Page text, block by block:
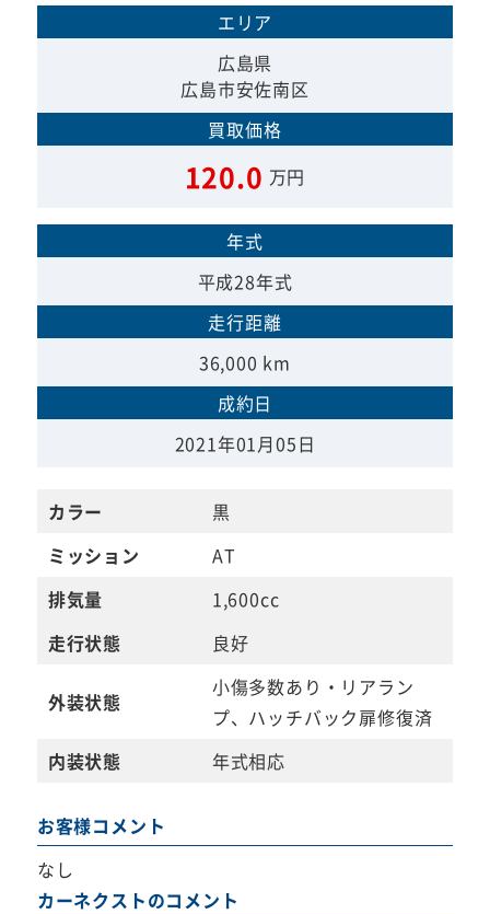
エリア
広島県
広島市安佐南区
買取価格
120.0 万円
年式
平成28年式
走行距離
36,000 km
成約日
2021年01月05日
カラー
黒
ミッション
AT
排気量
1,600cc
走行状態
良好
外装状態
小傷多数あり・リアラン
プ、ハッチバック扉修復済
内装状態
年式相応
お客様コメント
なし
カーネクストのコメント